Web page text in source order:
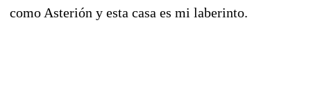
como Asterión y esta casa es mi laberinto.